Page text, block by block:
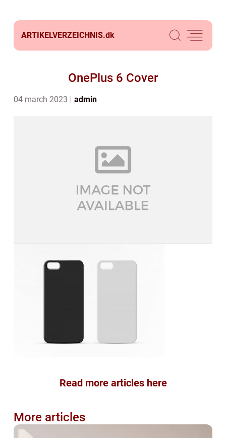
ARTIKELVERZEICHNIS.dk
OnePlus 6 Cover
04 march 2023 admin
Read more articles here
More articles